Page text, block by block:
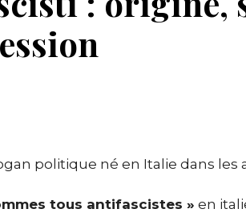
politique né en Italie dans les
tous antifascistes » en